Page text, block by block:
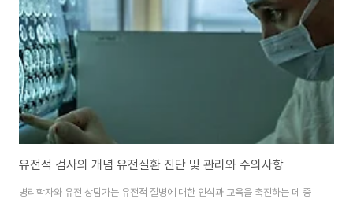
유전적 검사의 개념 유전질환 진단 및 관리와 주의사항
병리학자와 유전 상담가는 유전적 질병에 대한 인식과 교육을 촉진하는 데 중